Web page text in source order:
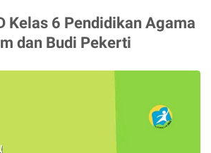
Kelas 6 Pendidikan Agama
dan Budi Pekerti